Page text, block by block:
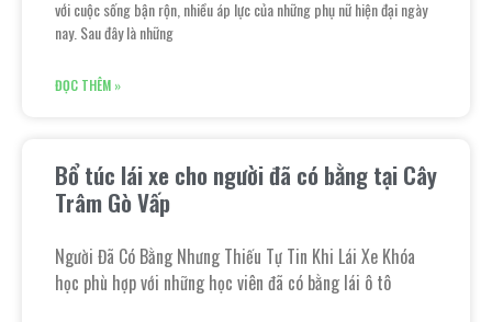
với cuộc sống bận rộn, nhiều áp lực của những phụ nữ hiện đại ngày
nay. Sau đây là những
ĐỌC THÊM »
Bổ túc lái xe cho người đã có bằng tại Cây
Trâm Gò Vấp
Người Đã Có Bằng Nhưng Thiếu Tự Tin Khi Lái Xe Khóa
học phù hợp với những học viên đã có bằng lái ô tô